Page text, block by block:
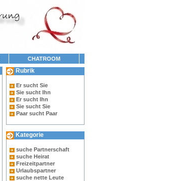
CHATROOM
Rubrik
Er sucht Sie
Sie sucht Ihn
Er sucht Ihn
Sie sucht Sie
Paar sucht Paar
Kategorie
suche Partnerschaft
suche Heirat
Freizeitpartner
Urlaubspartner
suche nette Leute